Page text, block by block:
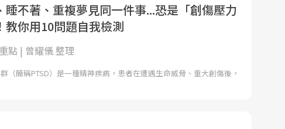
睡不著、重複夢見同一件事...恐是「創傷壓力
教你用10問題自我檢測
點 | 曾耀儀 整理
（簡稱PTSD）是一種精神疾病，患者在遭遇生命威脅、重大創傷後，